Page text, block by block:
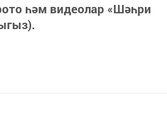
һәм видеолар «Шәһри